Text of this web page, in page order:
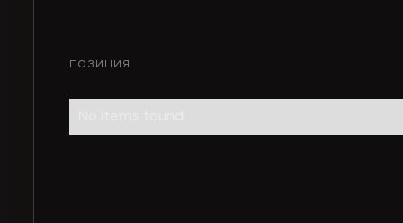
ПОЗИЦИЯ